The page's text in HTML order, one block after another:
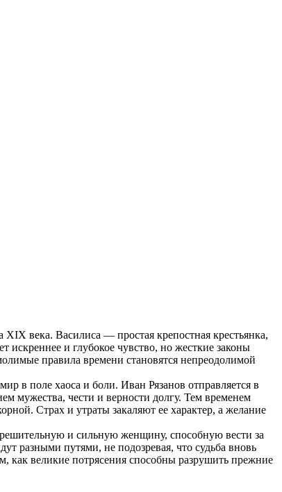
века. Василиса — простая крепостная крестьянка,
искреннее и глубокое чувство, но жесткие законы
правила времени становятся непреодолимой
в поле хаоса и боли. Иван Рязанов отправляется в
мужества, чести и верности долгу. Тем временем
Страх и утраты закаляют ее характер, а желание
решительную и сильную женщину, способную вести за
разными путями, не подозревая, что судьба вновь
великие потрясения способны разрушить прежние